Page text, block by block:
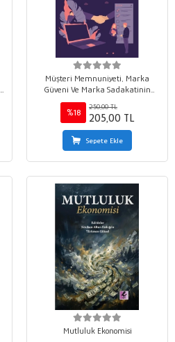
Müşteri Memnuniyeti, Marka
Güveni Ve Marka Sadakatinin
Çevrim İçi Marka Savunuculuğu
Üzerindeki Etkisi
%18
250,00 TL
205,00 TL
Sepete Ekle
Mutluluk Ekonomisi